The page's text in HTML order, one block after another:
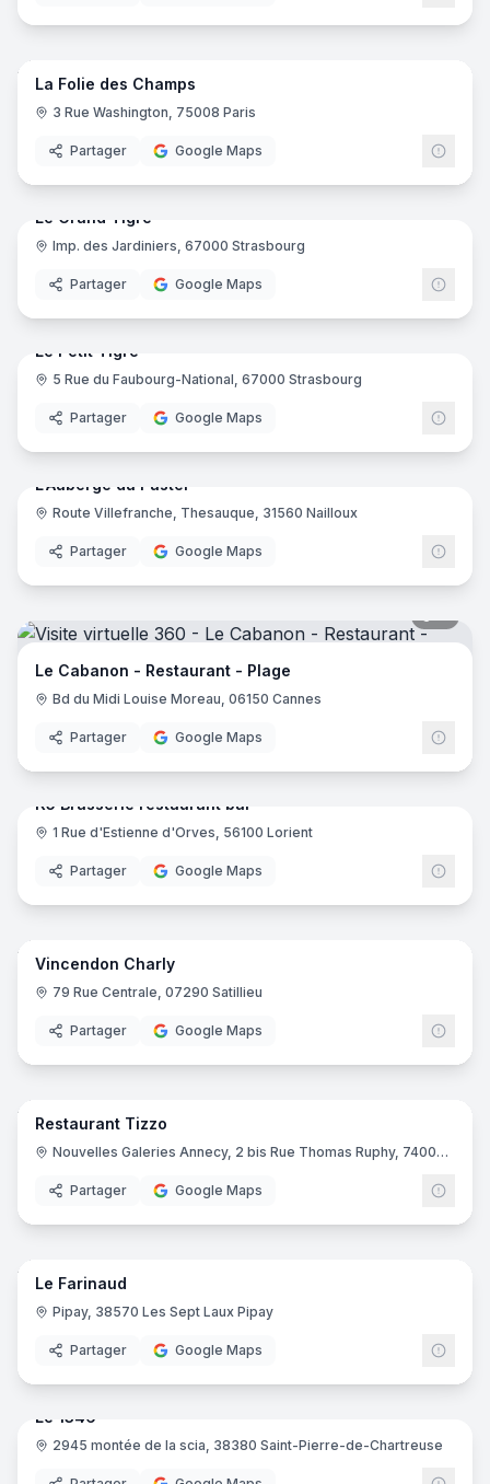
7
La Folie des Champs
3 Rue Washington, 75008 Paris
Partager Google Maps
14
Le Grand Tigre
Imp. des Jardiniers, 67000 Strasbourg
Partager Google Maps
11
Le Petit Tigre
5 Rue du Faubourg-National, 67000 Strasbourg
Partager Google Maps
41
L'Auberge du Pastel
Route Villefranche, Thesauque, 31560 Nailloux
Partager Google Maps
Le Cabanon - Restaurant - Plage
Bd du Midi Louise Moreau, 06150 Cannes
Partager Google Maps
10
K5 Brasserie restaurant bar
1 Rue d'Estienne d'Orves, 56100 Lorient
Partager Google Maps
22
Vincendon Charly
79 Rue Centrale, 07290 Satillieu
Partager Google Maps
11
Restaurant Tizzo
Nouvelles Galeries Annecy, 2 bis Rue Thomas Ruphy, 74000 Annecy
Partager Google Maps
12
Le Farinaud
Pipay, 38570 Les Sept Laux Pipay
Partager Google Maps
Le 1346
2945 montée de la scia, 38380 Saint-Pierre-de-Chartreuse